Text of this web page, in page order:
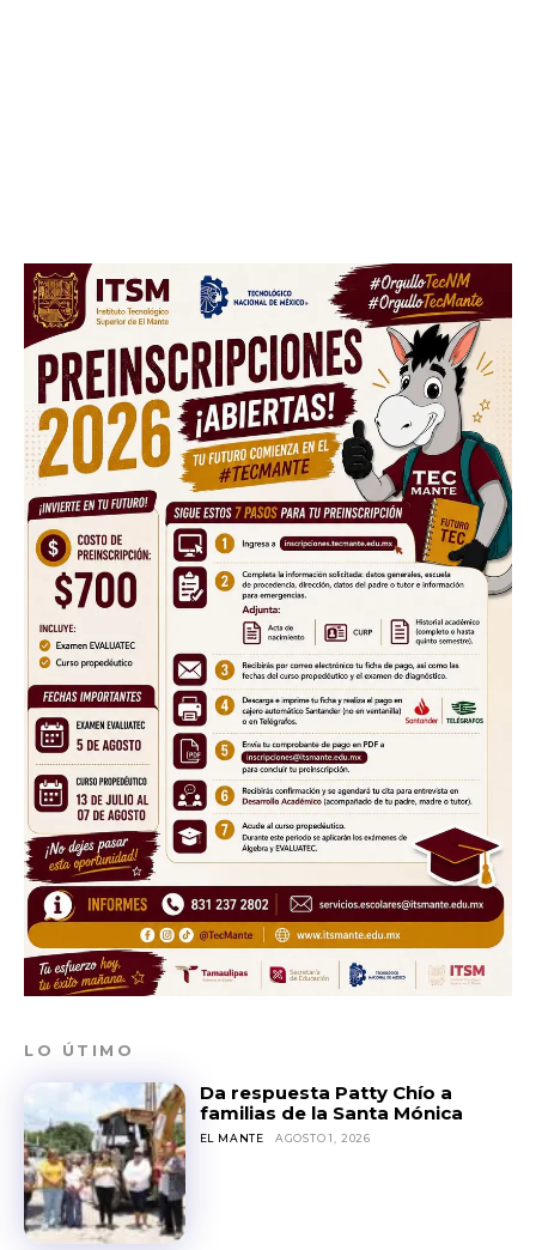
LO ÚTIMO
Da respuesta Patty Chío a
familias de la Santa Mónica
EL MANTE AGOSTO 1, 2026